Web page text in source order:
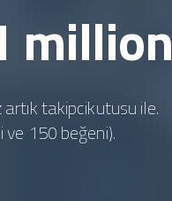
million
takipcikutusu ile.
150 beğeni).